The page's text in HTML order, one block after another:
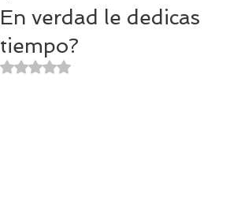
En verdad le dedicas
tiempo?
Obtuvo NaN de 5 estrellas.